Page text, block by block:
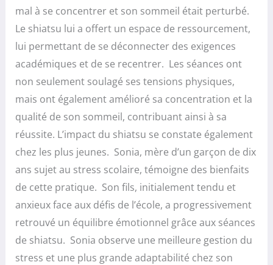
mal à se concentrer et son sommeil était perturbé.
Le shiatsu lui a offert un espace de ressourcement,
lui permettant de se déconnecter des exigences
académiques et de se recentrer. Les séances ont
non seulement soulagé ses tensions physiques,
mais ont également amélioré sa concentration et la
qualité de son sommeil, contribuant ainsi à sa
réussite. L’impact du shiatsu se constate également
chez les plus jeunes. Sonia, mère d’un garçon de dix
ans sujet au stress scolaire, témoigne des bienfaits
de cette pratique. Son fils, initialement tendu et
anxieux face aux défis de l’école, a progressivement
retrouvé un équilibre émotionnel grâce aux séances
de shiatsu. Sonia observe une meilleure gestion du
stress et une plus grande adaptabilité chez son